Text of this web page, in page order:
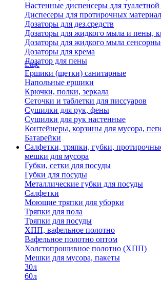
Настенные диспенсеры для туалетной
Диспесеры для протирочных
Дозаторы для дез.средств
Дозаторы для жидкого мыла и пены,
Дозаторы для жидкого мыла
Дозаторы для крема
Дозатор для пены
Еще
Ершики (щетки) санитарные
Напольные ершики
Крючки, полки, зеркала
Сеточки и таблетки для писсуаров
Сушилки для рук, фены
Сушилки для рук настенные
Контейнеры, корзины для мусора,
Батарейки
Салфетки, тряпки, губки,
мешки для мусора
Губки, сетки для посуды
Губки для посуды
Металлические губки для посуды
Салфетки
Моющие тряпки для уборки
Тряпки для пола
Тряпки для посуды
ХПП, вафельное полотно
Вафельное полотно оптом
Холстопрошивное полотно (ХПП)
Мешки для мусора, пакеты
30л
60л